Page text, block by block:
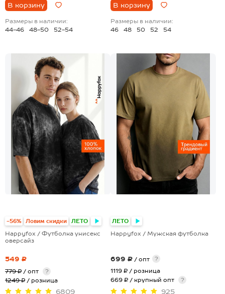
В корзину
Размеры в наличии:
44-46
48-50 52-54
В корзину
Размеры в наличии:
46
48 50 52 54
-56% Ловим скидки ЛЕТО
Happyfox / Футболка унисекс
оверсайз
549 ₽
779 ₽ / опт
?
1249 ₽ / розница
6809
ЛЕТО
Happyfox / Мужская футболка
699 ₽ / опт
?
1119 ₽ / розница
669 ₽ / крупный опт
?
925